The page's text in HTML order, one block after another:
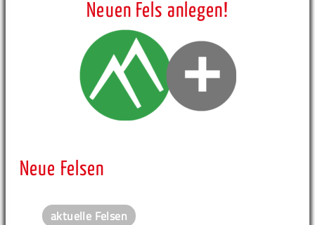
Neuen Fels anlegen!
Neue Felsen
aktuelle Felsen